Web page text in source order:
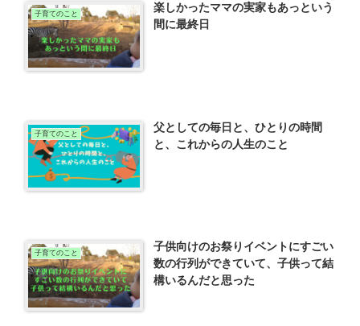
子育てのこと
楽しかったママの実家もあっという
間に最終日
子育てのこと
父としての毎日と、ひとりの時間
と、これからの人生のこと
子育てのこと
子供向けのお祭りイベントにすごい
数の行列ができていて、子供って結
構いるんだと思った